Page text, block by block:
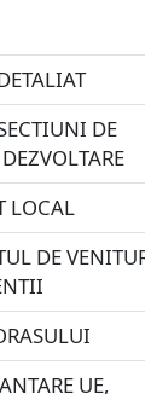
DE
LOCAL
DE
UE,